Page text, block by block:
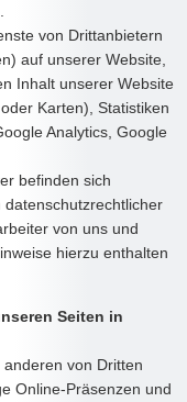
von Drittanbietern
auf unserer Website,
Inhalt unserer Website
Karten), Statistiken
Analytics, Google
befinden sich
von uns und
hierzu enthalten
Seiten in
von Dritten
Online-Präsenzen und